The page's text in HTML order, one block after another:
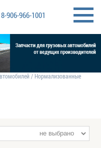
8-906-966-1001
/ Нормализованные